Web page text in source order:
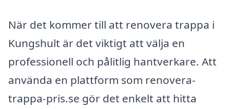
När det kommer till att renovera trappa i
Kungshult är det viktigt att välja en
professionell och pålitlig hantverkare. Att
använda en plattform som renovera-
trappa-pris.se gör det enkelt att hitta